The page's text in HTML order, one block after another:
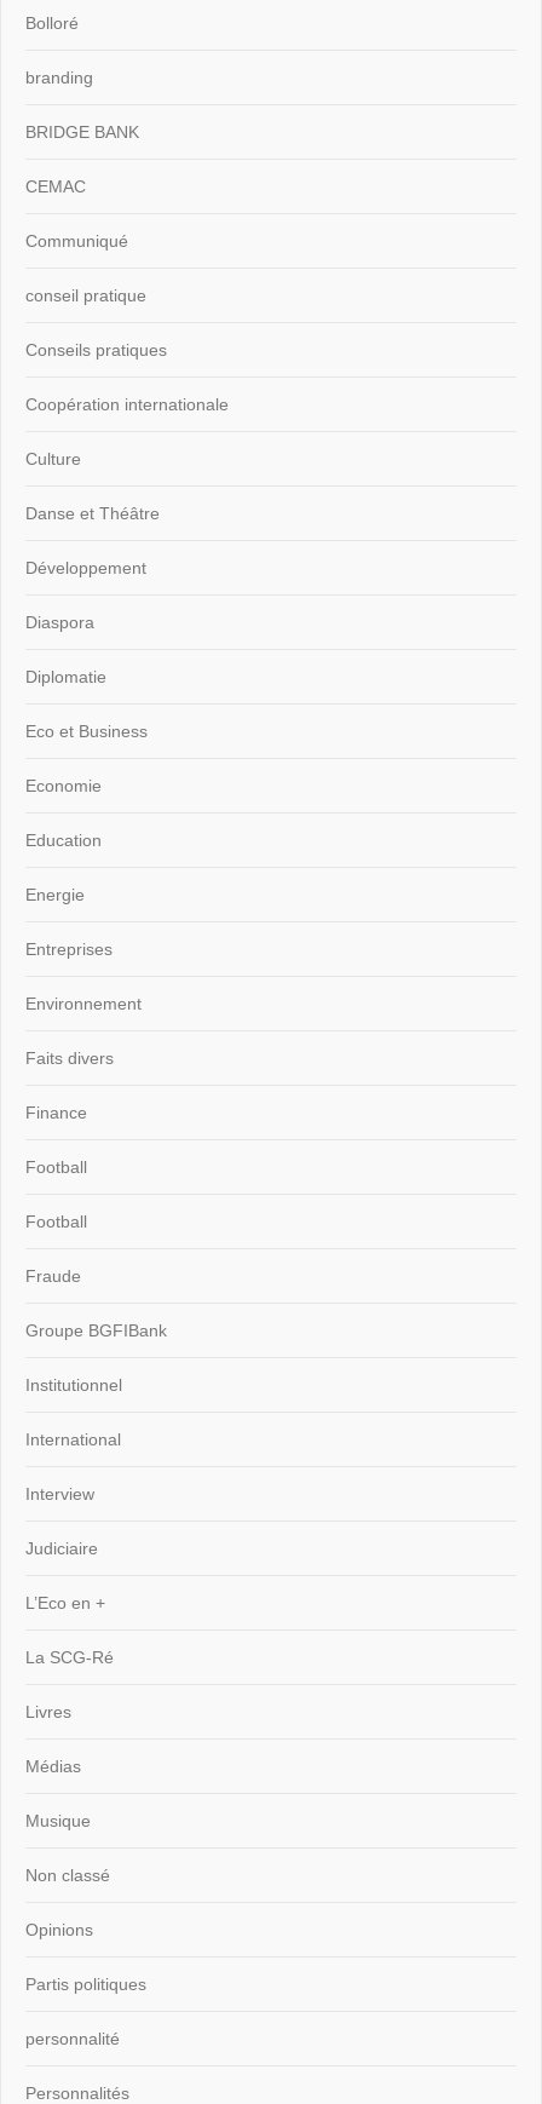
Bolloré
branding
BRIDGE BANK
CEMAC
Communiqué
conseil pratique
Conseils pratiques
Coopération internationale
Culture
Danse et Théâtre
Développement
Diaspora
Diplomatie
Eco et Business
Economie
Education
Energie
Entreprises
Environnement
Faits divers
Finance
Football
Football
Fraude
Groupe BGFIBank
Institutionnel
International
Interview
Judiciaire
L’Eco en +
La SCG-Ré
Livres
Médias
Musique
Non classé
Opinions
Partis politiques
personnalité
Personnalités